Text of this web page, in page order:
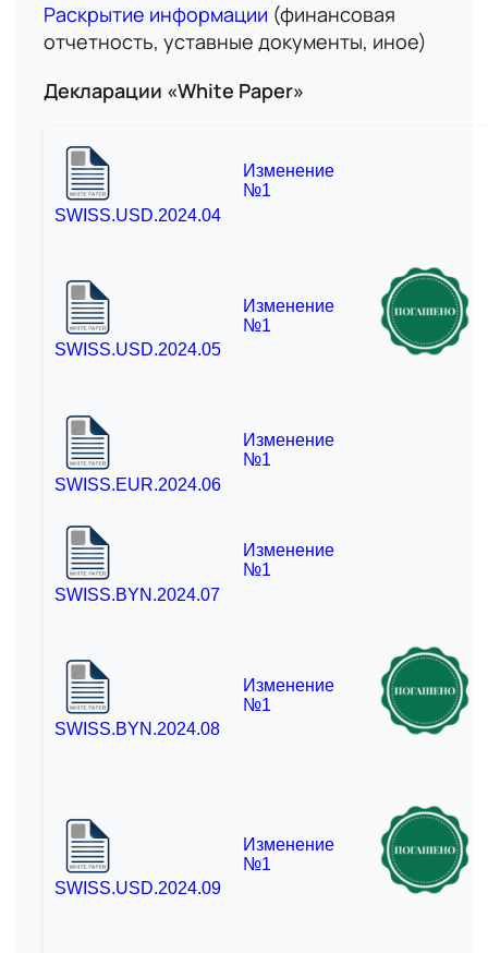
Раскрытие информации (финансовая
отчетность, уставные документы, иное)
Декларации «White Paper»
SWISS.USD.2024.04
Изменение
№1
SWISS.USD.2024.05
Изменение
№1
SWISS.EUR.2024.06
Изменение
№1
SWISS.BYN.2024.07
Изменение
№1
SWISS.BYN.2024.08
Изменение
№1
SWISS.USD.2024.09
Изменение
№1